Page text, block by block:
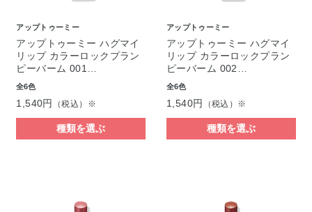
アップトゥーミー
アップトゥーミー ハグマイ
リップ カラーロックプラン
ピーバーム 001…
全6色
1,540円 （税込）※
種類を選ぶ
アップトゥーミー
アップトゥーミー ハグマイ
リップ カラーロックプラン
ピーバーム 002…
全6色
1,540円 （税込）※
種類を選ぶ